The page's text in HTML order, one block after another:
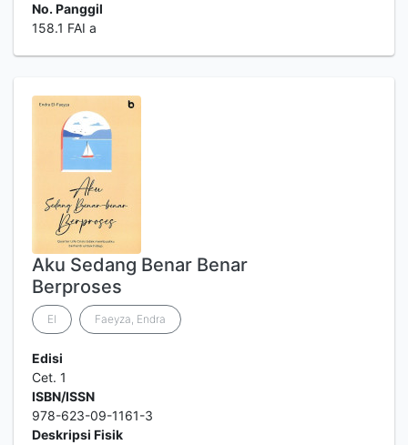
No. Panggil
158.1 FAI a
Aku Sedang Benar Benar
Berproses
El Faeyza, Endra
Edisi
Cet. 1
ISBN/ISSN
978-623-09-1161-3
Deskripsi Fisik